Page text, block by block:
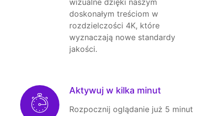
wizualne dzięki naszym
doskonałym treściom w
rozdzielczości 4K, które
wyznaczają nowe standardy
jakości.
Aktywuj w kilka minut
Rozpocznij oglądanie już 5 minut